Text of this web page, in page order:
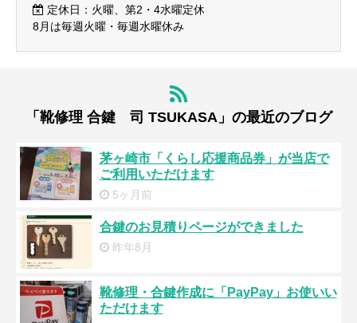
定休日：火曜、第2・4水曜定休
8月は毎週火曜・毎週水曜休み
「靴修理 合鍵 司 TSUKASA」の最近のブログ
茅ヶ崎市「くらし応援商品券」が当店で
ご利用いただけます
5ヶ月前
合鍵のお見積りページができました
昨年8月
靴修理・合鍵作成に「PayPay」お使いい
ただけます